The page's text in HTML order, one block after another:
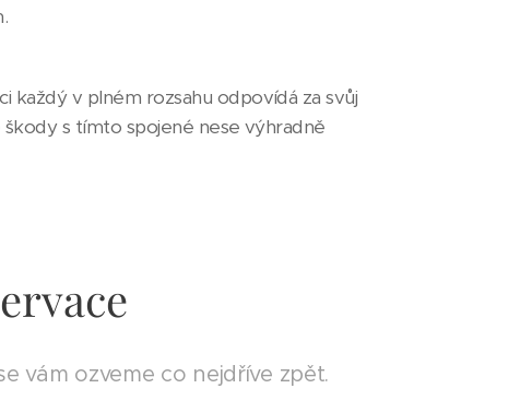
každý v plném rozsahu odpovídá za svůj
škody s tímto spojené nese výhradně
vám ozveme co nejdříve zpět.